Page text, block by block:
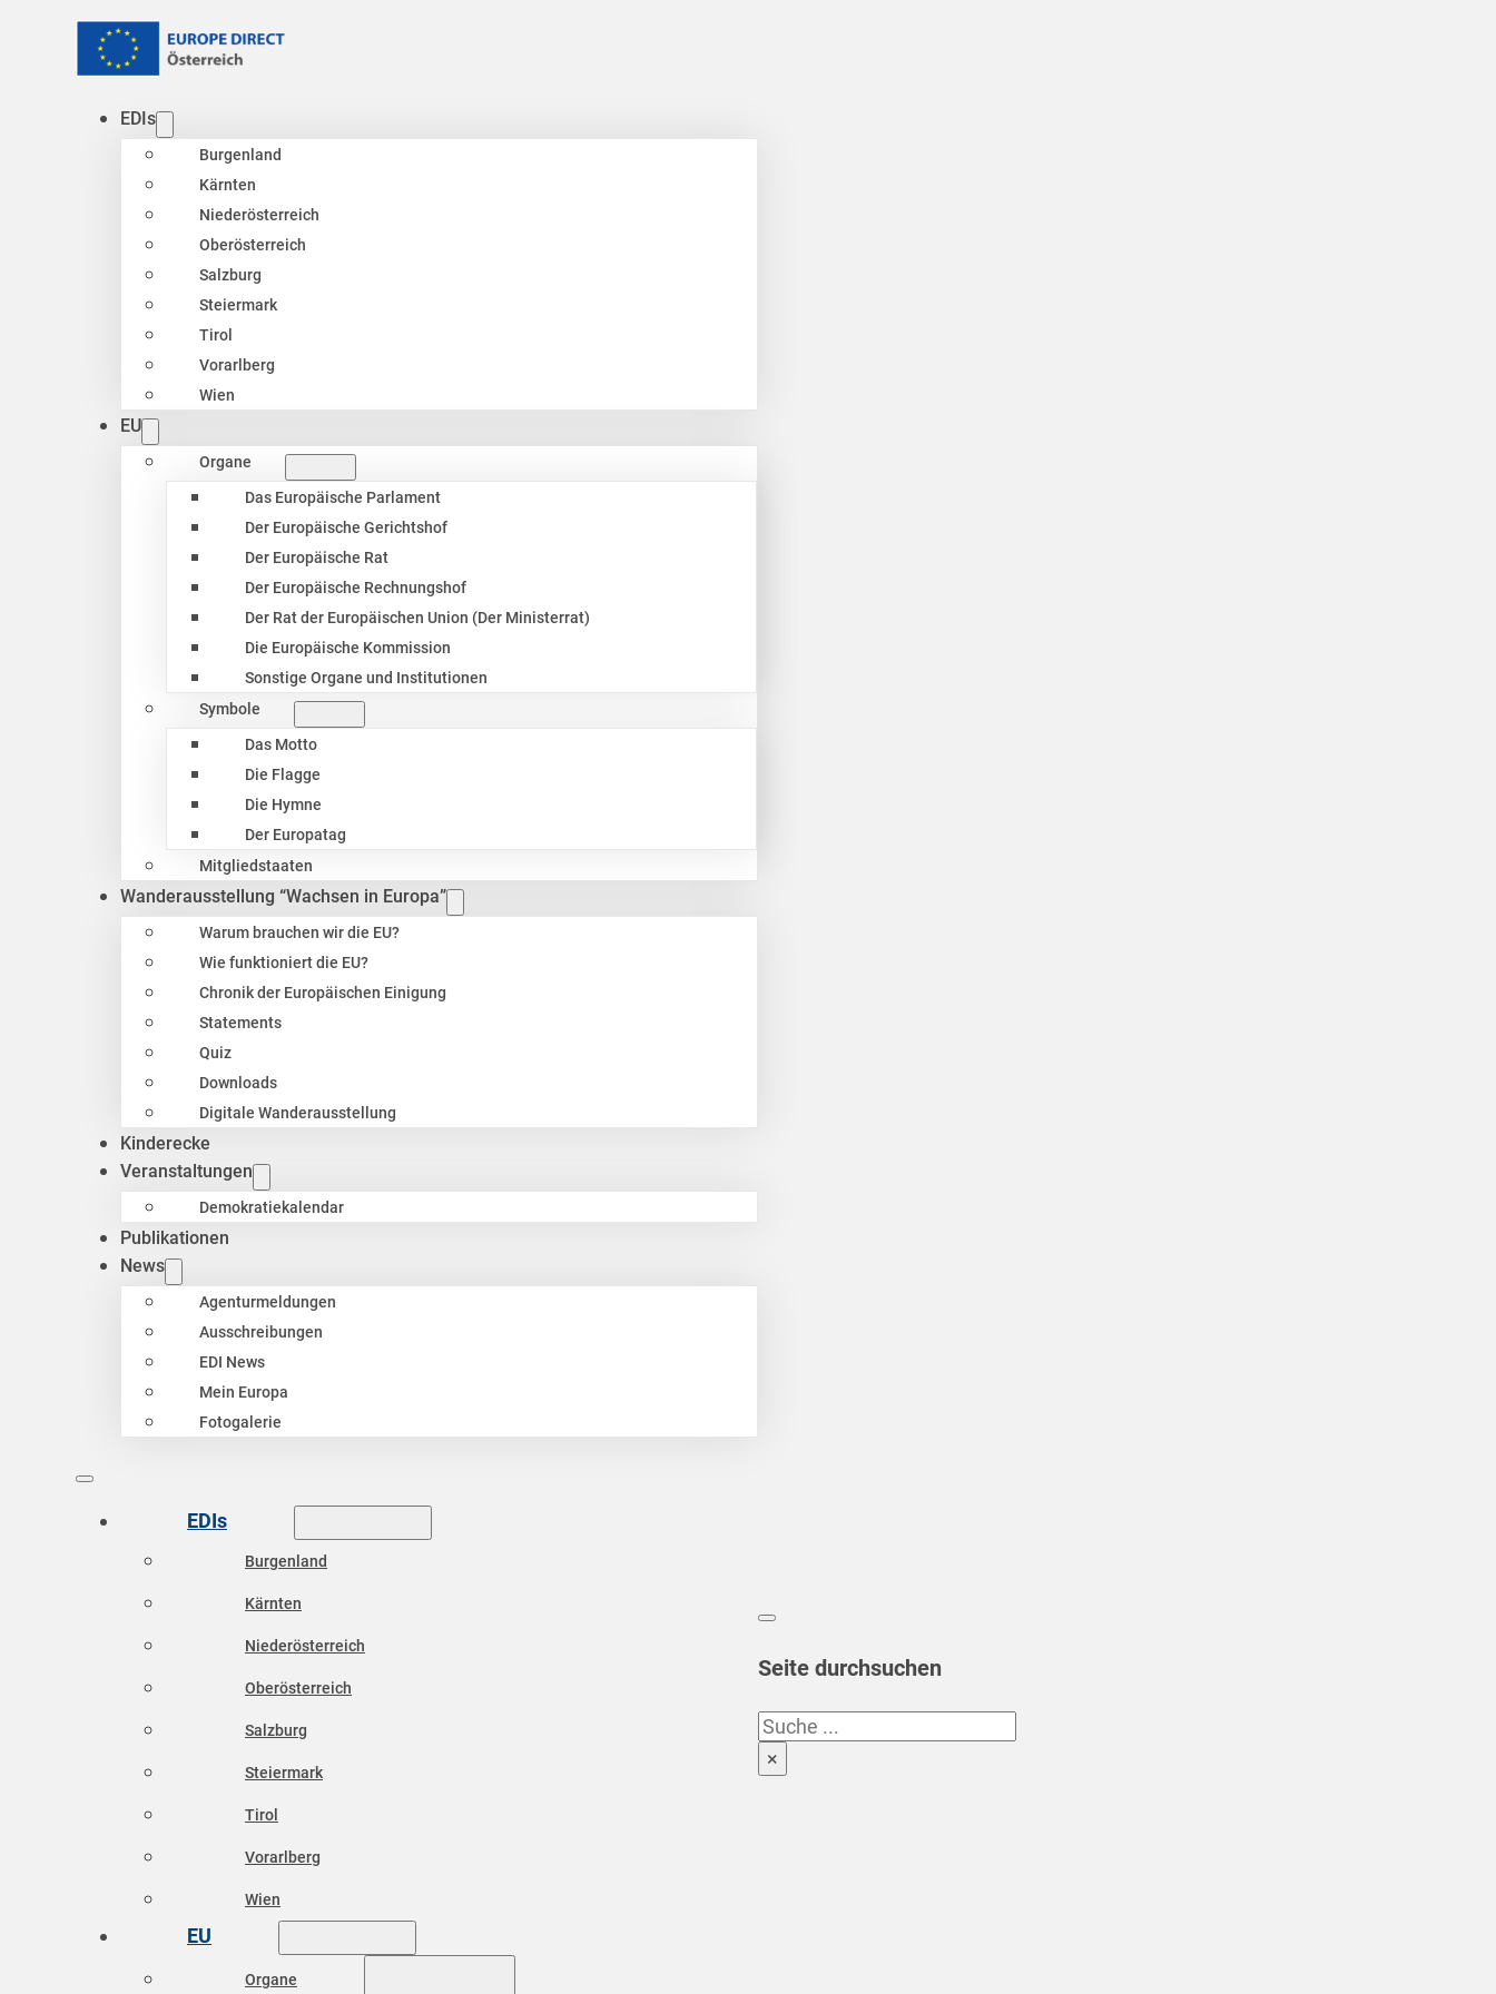
EDIs
Burgenland
Kärnten
Niederösterreich
Oberösterreich
Salzburg
Steiermark
Tirol
Vorarlberg
Wien
EU
Organe
Das Europäische Parlament
Der Europäische Gerichtshof
Der Europäische Rat
Der Europäische Rechnungshof
Der Rat der Europäischen Union (Der Ministerrat)
Die Europäische Kommission
Sonstige Organe und Institutionen
Symbole
Das Motto
Die Flagge
Die Hymne
Der Europatag
Mitgliedstaaten
Wanderausstellung “Wachsen in Europa”
Warum brauchen wir die EU?
Wie funktioniert die EU?
Chronik der Europäischen Einigung
Statements
Quiz
Downloads
Digitale Wanderausstellung
Kinderecke
Veranstaltungen
Demokratiekalendar
Publikationen
News
Agenturmeldungen
Ausschreibungen
EDI News
Mein Europa
Fotogalerie
EDIs
Burgenland
Kärnten
Niederösterreich
Oberösterreich
Salzburg
Steiermark
Tirol
Vorarlberg
Wien
EU
Organe
Seite durchsuchen
Suchen
×